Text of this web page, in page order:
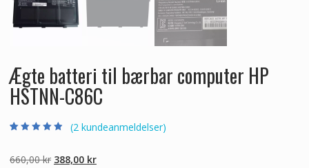
Ægte batteri til bærbar computer HP
HSTNN-C86C
baseret på
kundebedømme
(2 kundeanmeldelser)
660,00kr Den
388,00 krDen